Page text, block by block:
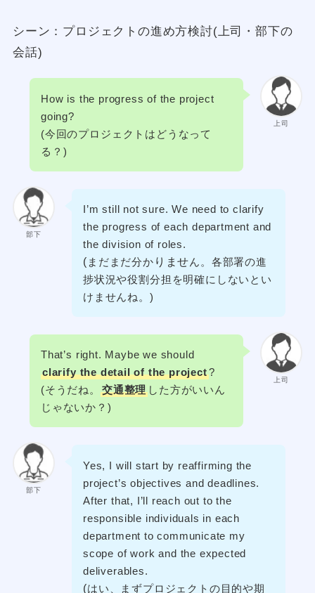
シーン：プロジェクトの進め方検討(上司・部下の
会話)
上司
How is the progress of the project
going?
(今回のプロジェクトはどうなって
る？)
部下
I’m still not sure. We need to clarify
the progress of each department and
the division of roles.
( まだまだ分か りません。各部署の進
捗状況や役割分担を明確にしないとい
けませんね。)
上司
That’s right. Maybe we should
clarify the detail of the project?
(そうだね。
交通整理 した方がいいん
じゃないか？)
部下
Yes, I will start by reaffirming the
project’s objectives and deadlines.
After that, I’ll reach out to the
responsible individuals in each
department to communicate my
scope of work and the expected
deliverables.
(はい、まずプロジェクトの目的や期